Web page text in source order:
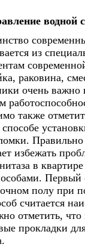
водной
из
раковина,
очень важно
также
избежать
в
Первый
полу
считается
отметить,
прокладки